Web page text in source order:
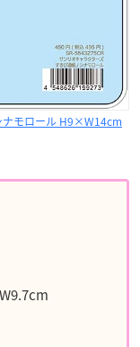
ナモロール H9×W14cm